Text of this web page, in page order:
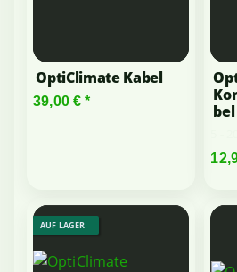
OptiClimate Kabel
39,00 € *
bel
AUF LAGER